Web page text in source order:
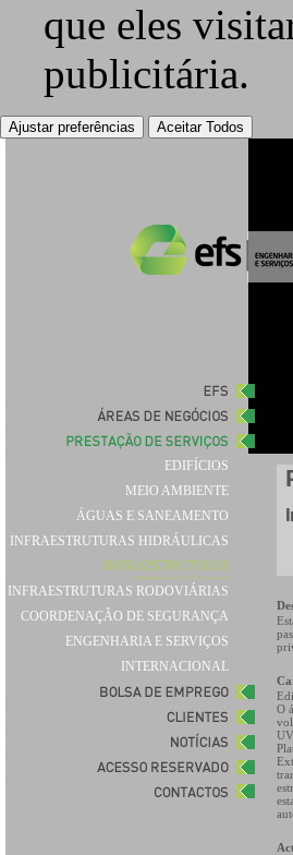
que eles
publicitária.
Ajustar preferências Aceitar Todos
EDIFÍCIOS
MEIO AMBIENTE
ÁGUAS E SANEAMENTO
INFRAESTRUTURAS HIDRÁULICAS
INFRAESTRUTURAS
FERROVIÁRIAS
INFRAESTRUTURAS RODOVIÁRIAS
COORDENAÇÃO DE SEGURANÇA
ENGENHARIA E SERVIÇOS
INTERNACIONAL
O